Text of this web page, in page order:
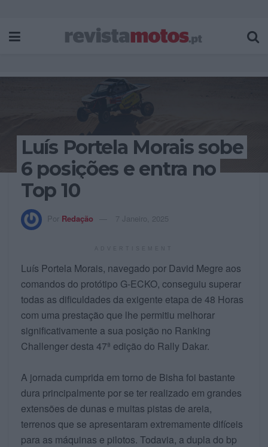
Luís Portela Morais sobe
6 posições e entra no
Top 10
Por Redação 7 Janeiro, 2025
Luís Portela Morais, navegado por David Megre aos
comandos do protótipo G-ECKO, conseguiu superar
todas as dificuldades da exigente etapa de 48 Horas
com uma prestação que lhe permitiu melhorar
significativamente a sua posição no Ranking
Challenger desta 47ª edição do Rally Dakar.
A jornada cumprida em torno de Bisha foi bastante
dura principalmente por se ter realizado em grandes
extensões de dunas e muitas pistas de areia,
terrenos que se apresentaram extremamente difíceis
para as máquinas e pilotos. Todavia, a dupla do bp